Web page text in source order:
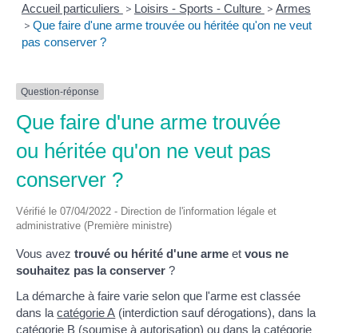
Accueil particuliers > Loisirs - Sports - Culture > Armes
> Que faire d'une arme trouvée ou héritée qu'on ne veut
pas conserver ?
Question-réponse
Que faire d'une arme trouvée
ou héritée qu'on ne veut pas
conserver ?
Vérifié le 07/04/2022 - Direction de l'information légale et
administrative (Première ministre)
Vous aveztrouvé ou hérité d'une arme etvous ne
souhaitez pas la conserver ?
La démarche à faire varie selon que l'arme est classée
dans lacatégorie A (interdiction sauf dérogations), dans la
catégorie B (soumise à autorisation) ou dans lacatégorie